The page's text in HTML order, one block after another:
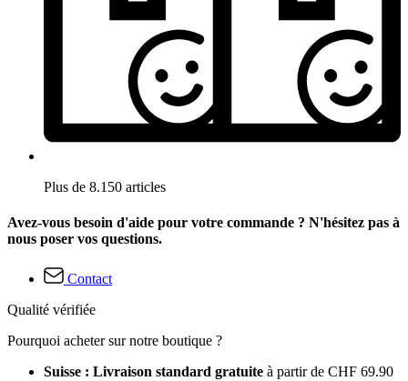
Plus de 8.150 articles
Avez-vous besoin d'aide pour votre commande ? N'hésitez pas à
nous poser vos questions.
Contact
Qualité vérifiée
Pourquoi acheter sur notre boutique ?
Suisse : Livraison standard gratuite à partir de CHF 69.90